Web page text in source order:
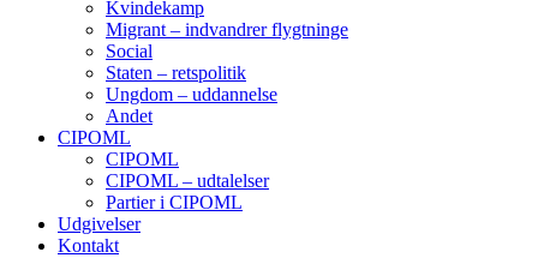
Kvindekamp
Migrant – indvandrer flygtninge
Social
Staten – retspolitik
Ungdom – uddannelse
Andet
CIPOML
CIPOML
CIPOML – udtalelser
Partier i CIPOML
Udgivelser
Kontakt